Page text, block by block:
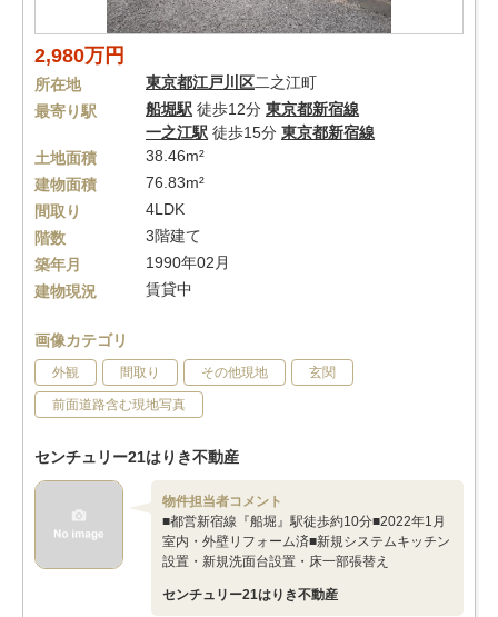
2,980万円
所在地 東京都江戸川区二之江町
最寄り駅
船堀駅 徒歩12分 東京都新宿線
一之江駅 徒歩15分 東京都新宿線
土地面積
38.46m²
建物面積
76.83m²
間取り
4LDK
階数
3階建て
築年月
1990年02月
建物現況
賃貸中
画像カテゴリ
外観 間取り その他現地 玄関
前面道路含む現地写真
センチュリー21はりき不動産
物件担当者コメント
■都営新宿線『船堀』駅徒歩約10分■2022年1月
室内・外壁リフォーム済■新規システムキッチン
設置・新規洗面台設置・床一部張替え
センチュリー21はりき不動産